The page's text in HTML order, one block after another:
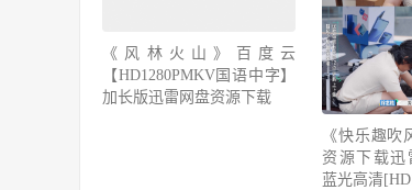
《风林火山》百度云
【HD1280PMKV国语中字】
加长版迅雷网盘资源下载
《快乐趣吹
资源下载迅
蓝光高清